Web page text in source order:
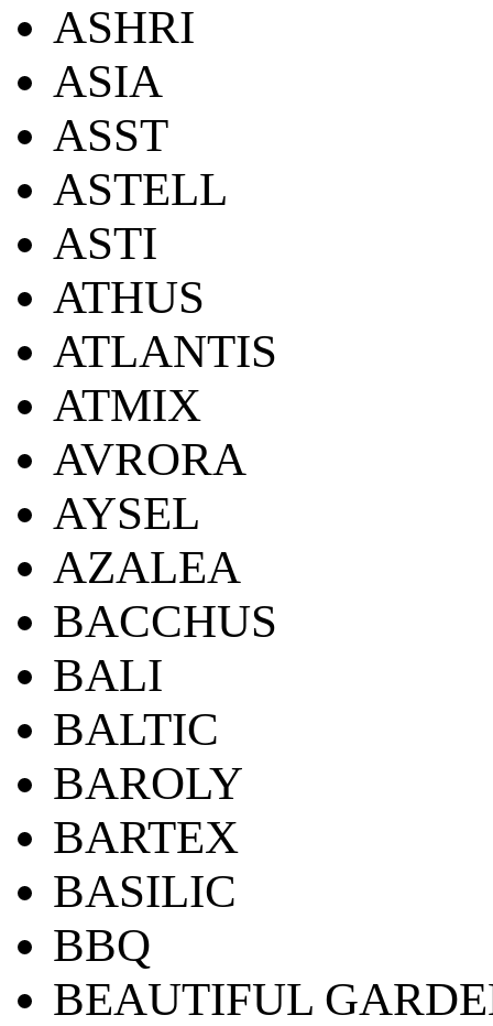
ASHRI
ASIA
ASST
ASTELL
ASTI
ATHUS
ATLANTIS
ATMIX
AVRORA
AYSEL
AZALEA
BACCHUS
BALI
BALTIC
BAROLY
BARTEX
BASILIC
BBQ
BEAUTIFUL